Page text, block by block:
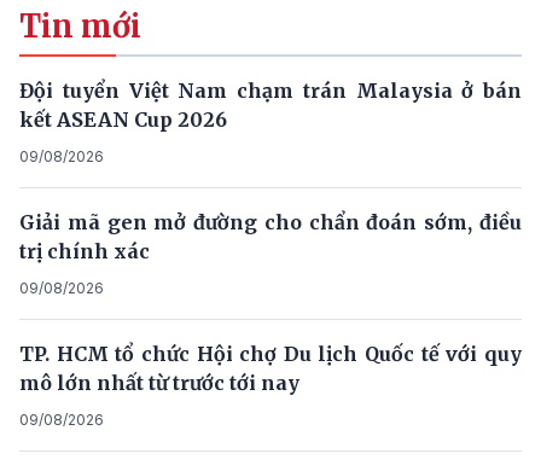
Tin mới
Đội tuyển Việt Nam chạm trán Malaysia ở bán
kết ASEAN Cup 2026
09/08/2026
Giải mã gen mở đường cho chẩn đoán sớm, điều
trị chính xác
09/08/2026
TP. HCM tổ chức Hội chợ Du lịch Quốc tế với quy
mô lớn nhất từ trước tới nay
09/08/2026